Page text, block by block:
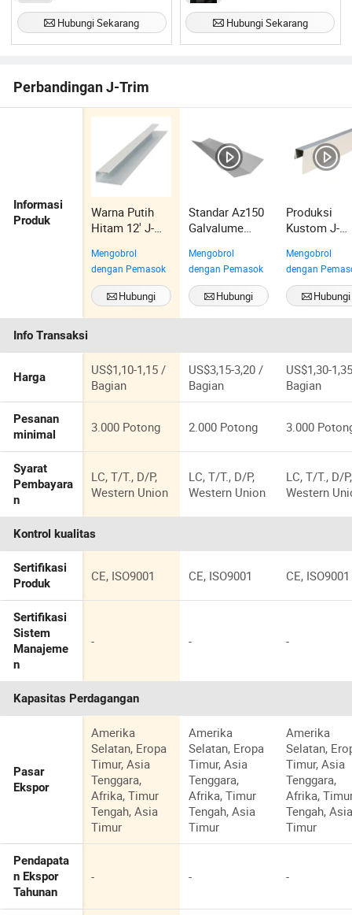
Hubungi Sekarang Hubungi Sekarang
Perbandingan J-Trim
Informasi
Produk
Warna Putih
Hitam 12' J-
Aluminium
untuk Pasar
AS dengan
Fascia Soffit
Mengobrol
dengan Pemasok
Hubungi
Sekarang
Standar Az150
Galvalume
Logam
Lembah Atap
Flashing untuk
Pasar
USA/Kanada
Mengobrol
dengan Pemasok
Hubungi
Sekarang
Produksi
Kustom J-
Aluminium
Siding Trim
USA dengan
Harga
Mengobrol
dengan
Hubungi
Sekarang
Info Transaksi
Harga
US$1,10-1,15 /
Bagian
US$3,15-3,20 /
Bagian
US$1,30-
Bagian
Pesanan
minimal
3.000 Potong 2.000 Potong 3.000
Syarat
Pembayara
n
LC, T/T., D/P,
Western Union
LC, T/T., D/P,
Western Union
LC, T/T., D/P,
Western
Kontrol kualitas
Sertifikasi
Produk
CE, ISO9001 CE, ISO9001 CE, ISO9001
Sertifikasi
Sistem
Manajeme
n
- - -
Kapasitas Perdagangan
Pasar
Ekspor
Amerika
Selatan, Eropa
Timur, Asia
Tenggara,
Afrika, Timur
Tengah, Asia
Timur
Amerika
Selatan, Eropa
Timur, Asia
Tenggara,
Afrika, Timur
Tengah, Asia
Timur
Amerika
Selatan,
Timur, Asia
Tenggara,
Afrika,
Tengah,
Timur
Pendapata
n Ekspor
Tahunan
- - -